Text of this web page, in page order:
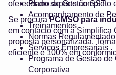
Plano de Gestão SST
Acompanhamento de
Treinamentos
Normas
Serviços Empresariais
Programa de Gestão
Corporativa
oferecendo suporte completo
Se procuraPCMSO para
em contacto com a Simplifica
proposta personalizada.
eficiente e 100% em